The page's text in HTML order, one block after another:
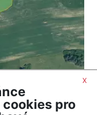
2
x
pro